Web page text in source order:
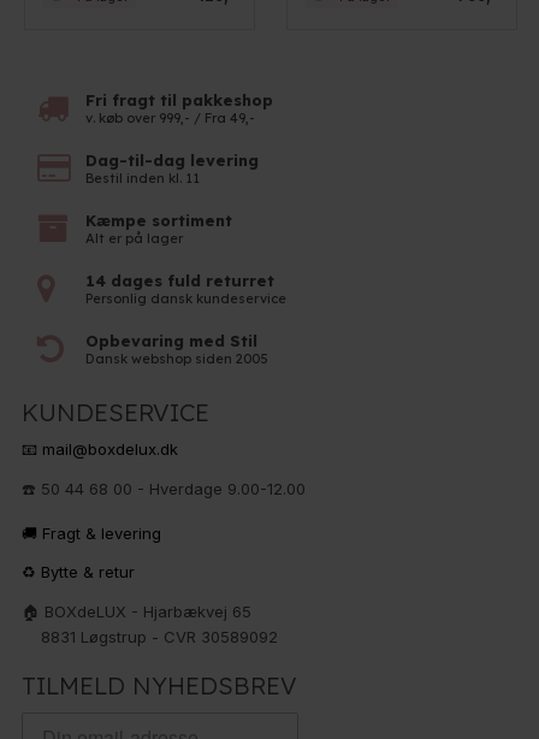
Fri fragt til pakkeshop
v. køb over 999,- / Fra 49,-
Dag-til-dag levering
Bestil inden kl. 11
Kæmpe sortiment
Alt er på lager
14 dages fuld returret
Personlig dansk kundeservice
Opbevaring med Stil
Dansk webshop siden 2005
KUNDESERVICE
📧 mail@boxdelux.dk
☎️ 50 44 68 00 - Hverdage 9.00-12.00
🚚 Fragt & levering
♻️ Bytte & retur
🏠 BOXdeLUX - Hjarbækvej 65
8831 Løgstrup - CVR 30589092
TILMELD NYHEDSBREV